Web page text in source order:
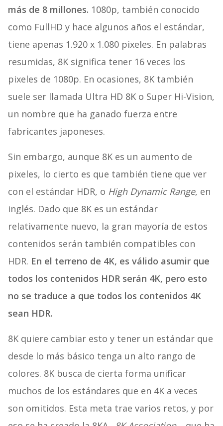
más de 8 millones. 1080p, también conocido
como FullHD y hace algunos años el estándar,
tiene apenas 1.920 x 1.080 pixeles. En palabras
resumidas, 8K significa tener 16 veces los
pixeles de 1080p. En ocasiones, 8K también
suele ser llamada Ultra HD 8K o Super Hi-Vision,
un nombre que ha ganado fuerza entre
fabricantes japoneses.
Sin embargo, aunque 8K es un aumento de
pixeles, lo cierto es que también tiene que ver
con el estándar HDR, o High Dynamic Range, en
inglés. Dado que 8K es un estándar
relativamente nuevo, la gran mayoría de estos
contenidos serán también compatibles con
HDR. En el terreno de 4K, es válido asumir que
todos los contenidos HDR serán 4K, pero esto
no se traduce a que todos los contenidos 4K
sean HDR.
8K quiere cambiar esto y tener un estándar que
desde lo más básico tenga un alto rango de
colores. 8K busca de cierta forma unificar
muchos de los estándares que en 4K a veces
son omitidos. Esta meta trae varios retos, y por